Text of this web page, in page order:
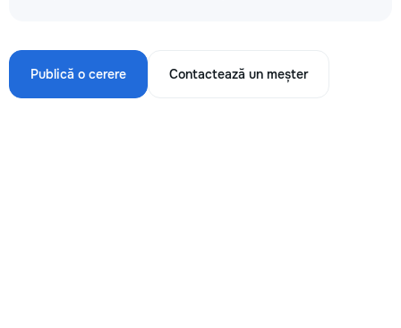
Publică o cerere Contactează un meșter